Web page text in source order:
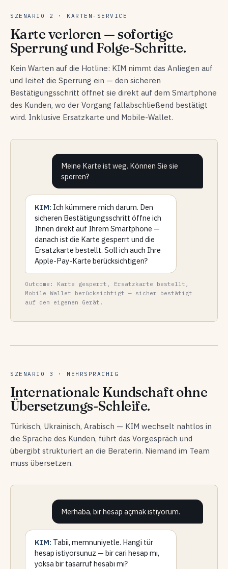
SZENARIO 2 · KARTEN-SERVICE
Karte verloren — sofortige
Sperrung und Folge-Schritte.
Kein Warten auf die Hotline: KIM nimmt das Anliegen auf
und leitet die Sperrung ein — den sicheren
Bestätigungsschritt öffnet sie direkt auf dem Smartphone
des Kunden, wo der Vorgang fallabschließend bestätigt
wird. Inklusive Ersatzkarte und Mobile-Wallet.
Meine Karte ist weg. Können Sie sie
sperren?
KIM: Ich kümmere mich darum. Den
sicheren Bestätigungsschritt öffne ich
Ihnen direkt auf Ihrem Smartphone —
danach ist die Karte gesperrt und die
Ersatzkarte bestellt. Soll ich auch Ihre
Apple-Pay-Karte berücksichtigen?
Outcome: Karte gesperrt, Ersatzkarte bestellt,
Mobile Wallet berücksichtigt — sicher bestätigt
auf dem eigenen Gerät.
SZENARIO 3 · MEHRSPRACHIG
Internationale Kundschaft ohne
Übersetzungs-Schleife.
Türkisch, Ukrainisch, Arabisch — KIM wechselt nahtlos in
die Sprache des Kunden, führt das Vorgespräch und
übergibt strukturiert an die Beraterin. Niemand im Team
muss übersetzen.
Merhaba, bir hesap açmak istiyorum.
KIM: Tabii, memnuniyetle. Hangi tür
hesap istiyorsunuz — bir cari hesap mı,
yoksa bir tasarruf hesabı mı?